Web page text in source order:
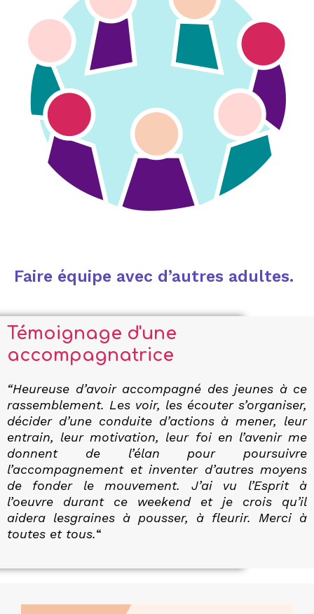
Faire équipe avec d’autres adultes.
Témoignage d'une
accompagnatrice
“Heureuse d’avoir accompagné des jeunes à ce
rassemblement. Les voir, les écouter s’organiser,
décider d’une conduite d’actions à mener, leur
entrain, leur motivation, leur foi en l’avenir me
donnent de l’élan pour poursuivre
l’accompagnement et inventer d’autres moyens
de fonder le mouvement. J’ai vu l’Esprit à
l’oeuvre durant ce weekend et je crois qu’il
aidera lesgraines à pousser, à fleurir. Merci à
toutes et tous.“